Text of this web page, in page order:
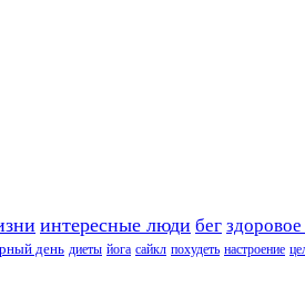
интересные люди бег
день диеты йога сайкл похудеть настроение